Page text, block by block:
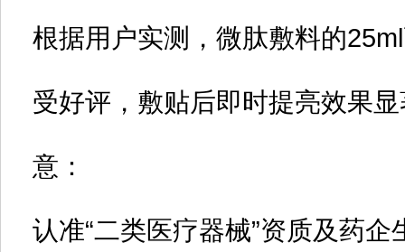
根据用户实测，微肽敷料的
受好评，敷贴后即时提亮效果
意：
认准“二类医疗器械”资质及药企